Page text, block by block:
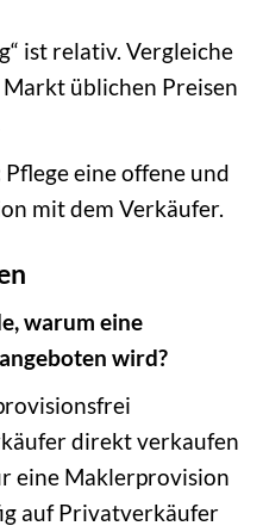
ist relativ. Vergleiche
üblichen Preisen
Pflege eine offene und
mit dem Verkäufer.
warum eine
wird?
direkt verkaufen
eine Maklerprovision
auf Privatverkäufer